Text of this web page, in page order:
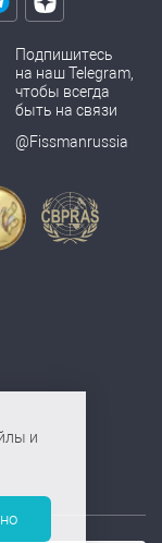
Подпишитесь
на наш Telegram,
чтобы всегда
быть на связи
@Fissmanrussia
и